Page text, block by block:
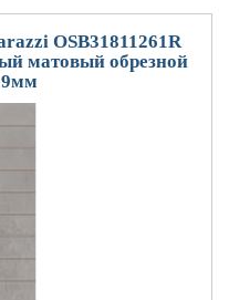
OSB31811261R
матовый обрезной
9мм